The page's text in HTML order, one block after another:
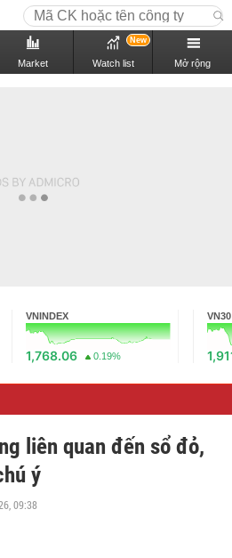
Market Watch list
New
Mở rộng
VNINDEX
1,768.06 0.19%
VN30
liên quan đến sổ đỏ,
ý
09:38